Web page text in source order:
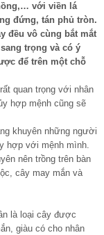
với viền lá
đứng, tán phủ tròn.
đều vô cùng bắt mắt
trọng và có ý
để trên một chỗ
quan trọng với nhân
hợp mệnh cũng sẽ
khuyên những người
hợp với mệnh mình.
nên trồng trên bàn
cây may mắn và
là loại cây được
giàu có cho nhân